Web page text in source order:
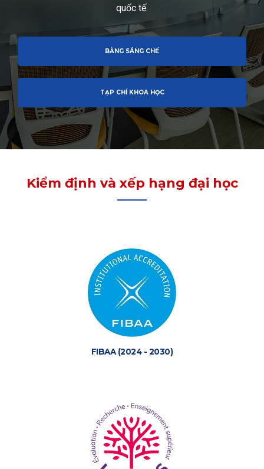
quốc tế.
BẰNG SÁNG CHẾ
TẠP CHÍ KHOA HỌC
Kiểm định và xếp hạng đại học
FIBAA (2024 - 2030)